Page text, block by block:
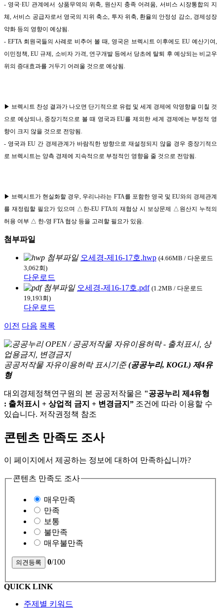
- 영국·EU 관계에서 상품무역의 위축, 원산지 충족 어려움, 서비스 시장통합의 지
체, 서비스 공급자로서 영국의 지위 축소, 투자 위축, 환율의 안정성 감소, 경제성장
약화 등의 영향이 예상됨.
- EFTA 회원국들의 사례로 비추어 볼 때, 영국은 브렉시트 이후에도 EU 예산기여,
이민정책, EU 규제, 소비자 가격, 연구개발 등에서 당초에 탈퇴 후 예상되는 비교우
위의 증대효과를 거두기 어려울 것으로 예상됨.
▶ 브렉시트 찬성 결과가 나오면 단기적으로 유럽 및 세계 경제에 악영향을 미칠 것
으로 예상되나, 중장기적으로 볼 때 영국과 EU를 제외한 세계 경제에는 부정적 영
향이 크지 않을 것으로 전망됨.
- 영국과 EU 간 경제관계가 바람직한 방향으로 재설정되지 않을 경우 중장기적으
로 브렉시트는 양측 경제에 지속적으로 부정적인 영향을 줄 것으로 전망됨.
▶ 브렉시트가 현실화할 경우, 우리나라는 FTA를 포함한 영국 및 EU와의 경제관계
를 재정립할 필요가 있으며 △한-EU FTA의 재협상 시 보상문제 △원산지 누적의
허용 여부 △ 한-영 FTA 협상 등을 고려할 필요가 있음.
첨부파일
오세경-제16-17호.hwp (4.66MB / 다운로드
3,062회)
다운로드
오세경-제16-17호.pdf (1.2MB / 다운로드
19,193회)
다운로드
이전 다음 목록
공공저작물 자유이용허락 표시기준 (공공누리, KOGL) 제4유
형
대외경제정책연구원의 본 공공저작물은 "공공누리 제4유형
: 출처표시 + 상업적 금지 + 변경금지” 조건에 따라 이용할 수
있습니다. 저작권정책 참조
콘텐츠 만족도 조사
이 페이지에서 제공하는 정보에 대하여 만족하십니까?
콘텐츠 만족도 조사
매우만족
만족
보통
불만족
매우불만족
0/100
QUICK LINK
주제별 키워드